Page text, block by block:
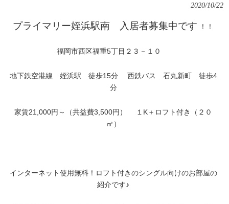
2020/10/22
プライマリー姪浜駅南 入居者募集中です ！！
福岡市西区福重5丁目２３－１０
地下鉄空港線 姪浜駅 徒歩15分
西鉄バス 石丸新町 徒歩4
分
家賃21,000円～（共益費3,500円） １K＋ロフト付き（２０
㎡）
インターネット使用無料！ロフト付きのシングル向けのお部屋の
紹介です♪